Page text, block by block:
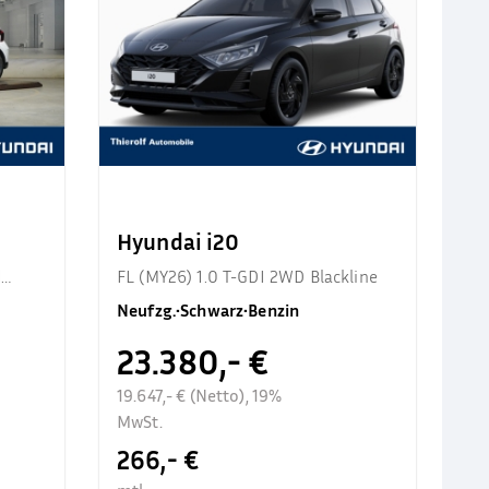
Hyundai i20
FL (MY26) 1.0 T-GDI 2WD Blackline
Neufzg.•Schwarz•Benzin
23.380,- €
19.647,- € (Netto), 19%
MwSt.
266,- €